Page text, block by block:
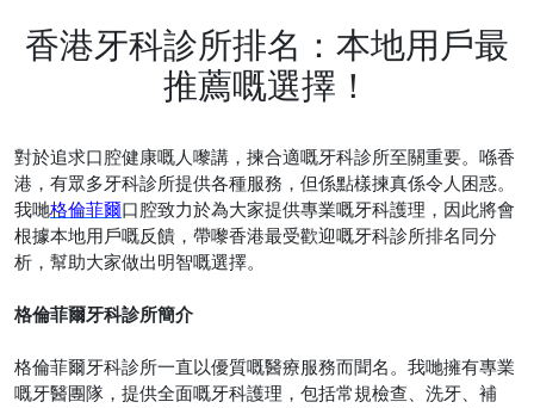
香港牙科診所排名：本地用戶最
推薦嘅選擇！
對於追求口腔健康嘅人嚟講，揀合適嘅牙科診所至關重要。喺香
港，有眾多牙科診所提供各種服務，但係點樣揀真係令人困惑。
我哋格倫菲爾口腔致力於為大家提供專業嘅牙科護理，因此將會
根據本地用戶嘅反饋，帶嚟香港最受歡迎嘅牙科診所排名同分
析，幫助大家做出明智嘅選擇。
格倫菲爾牙科診所簡介
格倫菲爾牙科診所一直以優質嘅醫療服務而聞名。我哋擁有專業
嘅牙醫團隊，提供全面嘅牙科護理，包括常規檢查、洗牙、補